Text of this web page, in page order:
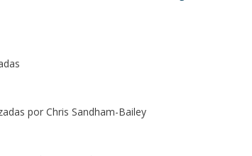
por Chris Sandham-Bailey